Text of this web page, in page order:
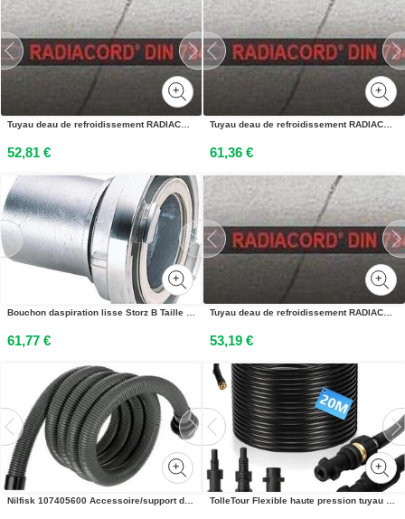
Tuyau deau de refroidissement RADIACORD®/DIN ID 50,0mm L.1m
52,81 €
Tuyau deau de refroidissement RADIACORD®/DIN ID 75,0mm L.1m
61,36 €
Bouchon daspiration lisse Storz B Taille de la fente 75mm, longueur de la poignée 89mm TEGUMA
61,77 €
Tuyau deau de refroidissement RADIACORD®/DIN ID 55,0mm L.1m
53,19 €
Nilfisk 107405600 Accessoire/support daspiration Aspirateur à tambour Tuyau flexible TolleTour Flexible haute pression tuyau de nettoyage, 20m, 160 bar, compatible avec Kärcher, K2, K3, K4, K5, K6, adaptateur inclus, buses fixes + rotatives